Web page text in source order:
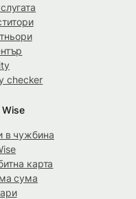
checker
в чужбина
карта
сума